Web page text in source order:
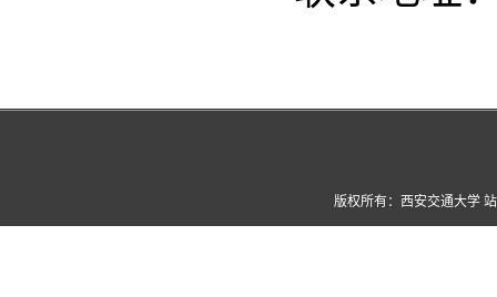
版权所有：西安交通大学